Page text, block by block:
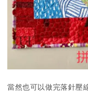
當然也可以做完落針壓